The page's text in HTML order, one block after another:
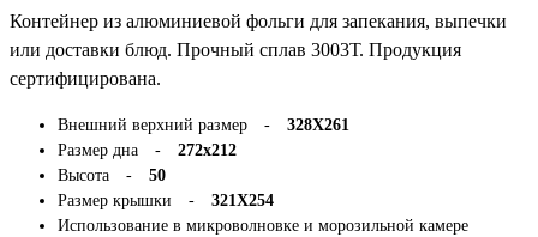
Контейнер из алюминиевой фольги для запекания, выпечки
или доставки блюд. Прочный сплав 3003Т. Продукция
сертифицирована.
Внешний верхний размер - 328Х261
Размер дна - 272х212
Высота - 50
Размер крышки - 321Х254
Использование в микроволновке и морозильной камере